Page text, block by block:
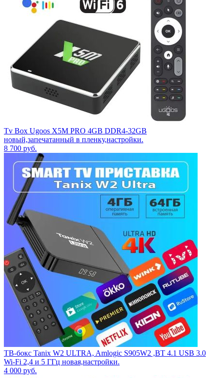
Tv Box Ugoos X5M PRO 4GB DDR4-32GB
новый,запечатанный в пленку,настройки.
8 700 руб.
ТВ-бокс Tanix W2 ULTRA, Amlogic S905W2 ,BT 4.1 USB 3.0
Wi-Fi 2,4 и 5 ГГц новая,настройки.
4 000 руб.